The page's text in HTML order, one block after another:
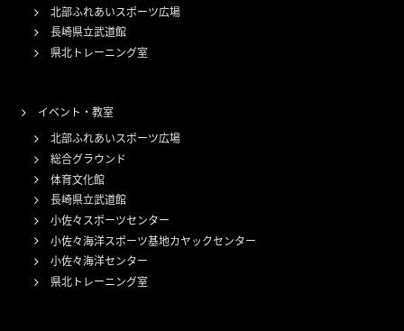
北部ふれあいスポーツ広場
長崎県立武道館
県北トレーニング室
イベント・教室
北部ふれあいスポーツ広場
総合グラウンド
体育文化館
長崎県立武道館
小佐々スポーツセンター
小佐々海洋スポーツ基地カヤックセンター
小佐々海洋センター
県北トレーニング室